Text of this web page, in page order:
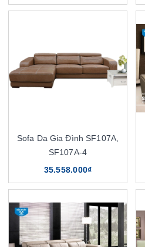
Sofa Da Gia Đình SF107A,
SF107A-4
35.558.000₫